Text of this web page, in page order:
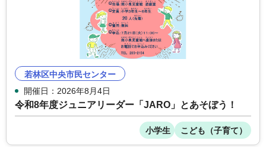
若林区中央市民センター
開催日：2026年8月4日
令和8年度ジュニアリーダー「JARO」とあそぼう！
小学生 こども（子育て）